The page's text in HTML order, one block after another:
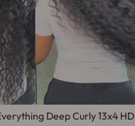
Deep Curly 13x4 HD